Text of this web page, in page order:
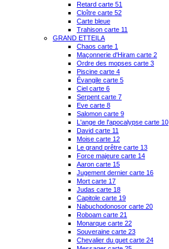
Retard carte 51
Cloître carte 52
Carte bleue
Trahison carte 11
GRAND ETTEILA
Chaos carte 1
Maçonnerie d'Hiram carte 2
Ordre des mopses carte 3
Piscine carte 4
Évangile carte 5
Ciel carte 6
Serpent carte 7
Eve carte 8
Salomon carte 9
L'ange de l'apocalypse carte 10
David carte 11
Moise carte 12
Le grand prêtre carte 13
Force majeure carte 14
Aaron carte 15
Jugement dernier carte 16
Mort carte 17
Judas carte 18
Capitole carte 19
Nabuchodonosor carte 20
Roboam carte 21
Monarque carte 22
Souveraine carte 23
Chevalier du guet carte 24